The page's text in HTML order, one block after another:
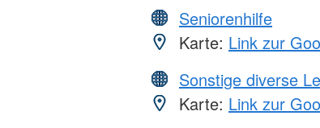
Seniorenhilfe
Karte: Link zur
Sonstige diverse
Karte: Link zur